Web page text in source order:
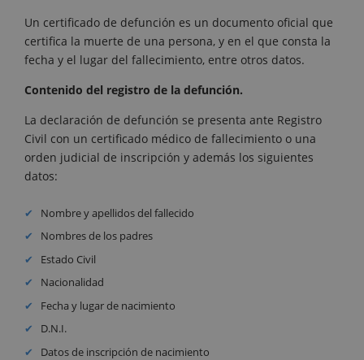
Un certificado de defunción es un documento oficial que
certifica la muerte de una persona, y en el que consta la
fecha y el lugar del fallecimiento, entre otros datos.
Contenido del registro de la defunción.
La declaración de defunción se presenta ante Registro
Civil con un certificado médico de fallecimiento o una
orden judicial de inscripción y además los siguientes
datos:
Nombre y apellidos del fallecido
Nombres de los padres
Estado Civil
Nacionalidad
Fecha y lugar de nacimiento
D.N.I.
Datos de inscripción de nacimiento